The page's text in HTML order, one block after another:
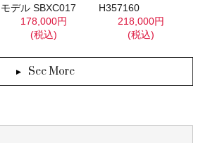
モデル SBXC017
178,000円
(税込)
H357160
218,000円
(税込)
See More